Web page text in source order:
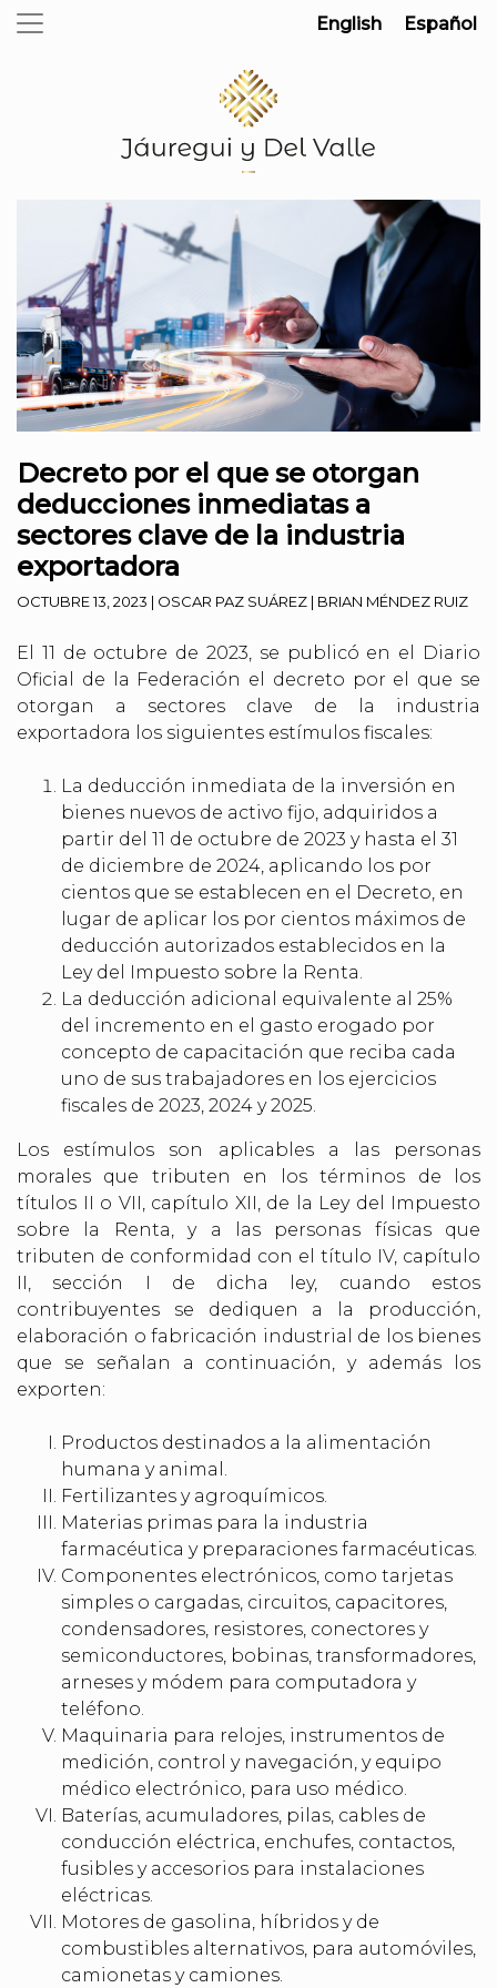
English Español
Decreto por el que se otorgan
deducciones inmediatas a
sectores clave de la industria
exportadora
OCTUBRE 13, 2023 | OSCAR PAZ SUÁREZ | BRIAN MÉNDEZ RUIZ
El 11 de octubre de 2023, se publicó en el Diario
Oficial de la Federación el decreto por el que se
otorgan a sectores clave de la industria
exportadora los siguientes estímulos fiscales:
La deducción inmediata de la inversión en
bienes nuevos de activo fijo, adquiridos a
partir del 11 de octubre de 2023 y hasta el 31
de diciembre de 2024, aplicando los por
cientos que se establecen en el Decreto, en
lugar de aplicar los por cientos máximos de
deducción autorizados establecidos en la
Ley del Impuesto sobre la Renta.
La deducción adicional equivalente al 25%
del incremento en el gasto erogado por
concepto de capacitación que reciba cada
uno de sus trabajadores en los ejercicios
fiscales de 2023, 2024 y 2025.
Los estímulos son aplicables a las personas
morales que tributen en los términos de los
títulos II o VII, capítulo XII, de la Ley del Impuesto
sobre la Renta, y a las personas físicas que
tributen de conformidad con el título IV, capítulo
II, sección I de dicha ley, cuando estos
contribuyentes se dediquen a la producción,
elaboración o fabricación industrial de los bienes
que se señalan a continuación, y además los
exporten:
Productos destinados a la alimentación
humana y animal.
Fertilizantes y agroquímicos.
Materias primas para la industria
farmacéutica y preparaciones farmacéuticas.
Componentes electrónicos, como tarjetas
simples o cargadas, circuitos, capacitores,
condensadores, resistores, conectores y
semiconductores, bobinas, transformadores,
arneses y módem para computadora y
teléfono.
Maquinaria para relojes, instrumentos de
medición, control y navegación, y equipo
médico electrónico, para uso médico.
Baterías, acumuladores, pilas, cables de
conducción eléctrica, enchufes, contactos,
fusibles y accesorios para instalaciones
eléctricas.
Motores de gasolina, híbridos y de
combustibles alternativos, para automóviles,
camionetas y camiones.